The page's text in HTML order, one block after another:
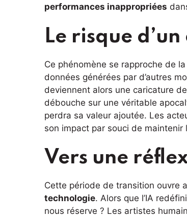
performances inappropriées
Le risque
Ce phénomène se rapproche de
données générées par d’autres
deviennent alors une caricature
débouche sur une véritable
perdra sa valeur ajoutée. Les
son impact par souci de
Vers une
Cette période de transition ouvre
technologie. Alors que l’IA
nous réserve ? Les artistes